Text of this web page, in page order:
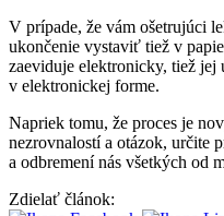
V prípade, že vám ošetrujúci
ukončenie vystaviť tiež v
zaeviduje elektronicky, tiež jej
v elektronickej forme.
Napriek tomu, že proces je
nezrovnalostí a otázok, určite
a odbremení nás všetkých od
Zdielať článok: